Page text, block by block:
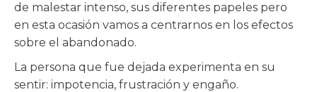
de malestar intenso, sus diferentes papeles pero
en esta ocasión vamos a centrarnos en los efectos
sobre el abandonado.
La persona que fue dejada experimenta en su
sentir: impotencia, frustración y engaño.